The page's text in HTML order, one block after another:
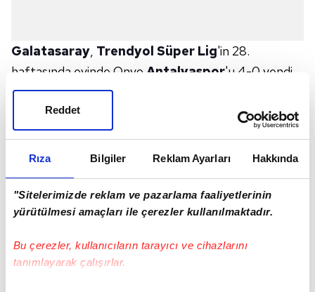
Rıza Bilgiler Reklam Ayarları Hakkında
"Sitelerimizde reklam ve pazarlama faaliyetlerinin
yürütülmesi amaçları ile çerezler kullanılmaktadır.
Bu çerezler, kullanıcıların tarayıcı ve cihazlarını
tanımlayarak çalışırlar.
Reddet
Galatasaray, Trendyol Süper Lig'in 28.
haftasında evinde Onvo Antalyaspor'u 4-0 yendi.
Maçın ardından sarı kırmızılılarda
Musleraaçıklamalarda bulundu.
İŞTE O SÖZLER:
Alanyaspor
ve bu maçta çok konuşmalar oldu
devam edenler, herkes büyük başarılara imza atmak
isteyen oyuncular. Motivasyonumuz en üst
"Derbiler en güzelleridir. Futbolun şov olduğu,